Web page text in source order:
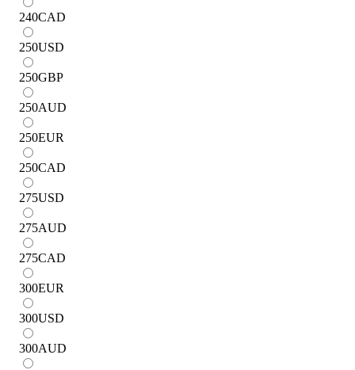
240CAD
250USD
250GBP
250AUD
250EUR
250CAD
275USD
275AUD
275CAD
300EUR
300USD
300AUD